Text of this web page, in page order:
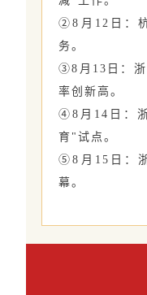
②8月12日：
务。
③8月13日：浙
率创新高。
④8月14日：
育"试点。
⑤8月15日：
幕。